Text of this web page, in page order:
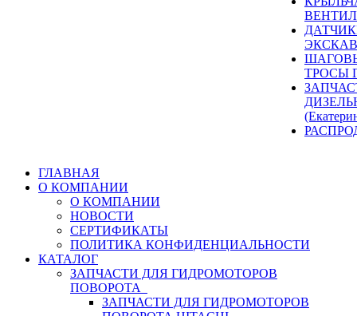
ТРОСЫ
ГЛАВНАЯ
О КОМПАНИИ
О КОМПАНИИ
НОВОСТИ
СЕРТИФИКАТЫ
ПОЛИТИКА КОНФИДЕНЦИАЛЬНОСТИ
КАТАЛОГ
ЗАПЧАСТИ ДЛЯ ГИДРОМОТОРОВ
ПОВОРОТА
ЗАПЧАСТИ ДЛЯ ГИДРОМОТОРОВ